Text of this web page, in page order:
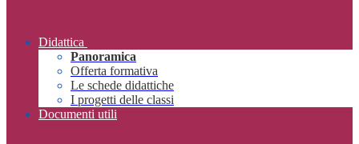
Didattica
Panoramica
Offerta formativa
Le schede didattiche
I progetti delle classi
Documenti utili